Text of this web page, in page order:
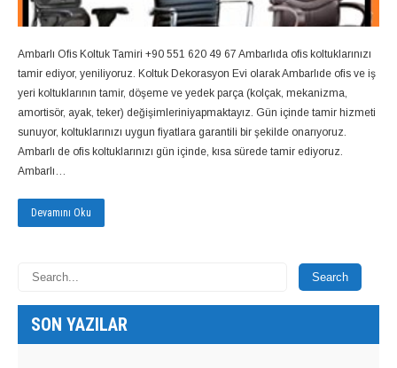
Ambarlı Ofis Koltuk Tamiri +90 551 620 49 67 Ambarlıda ofis koltuklarınızı
tamir ediyor, yeniliyoruz. Koltuk Dekorasyon Evi olarak Ambarlıde ofis ve iş
yeri koltuklarının tamir, döşeme ve yedek parça (kolçak, mekanizma,
amortisör, ayak, teker) değişimleriniyapmaktayız. Gün içinde tamir hizmeti
sunuyor, koltuklarınızı uygun fiyatlara garantili bir şekilde onarıyoruz.
Ambarlı de ofis koltuklarınızı gün içinde, kısa sürede tamir ediyoruz.
Ambarlı…
Devamını Oku
SON YAZILAR